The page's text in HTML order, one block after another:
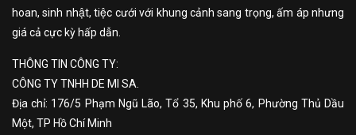
hoan, sinh nhật, tiệc cưới với khung cảnh sang trọng, ấm áp nhưng
giá cả cực kỳ hấp dẫn.
THÔNG TIN CÔNG TY:
CÔNG TY TNHH DE MI SA.
Địa chỉ: 176/5 Phạm Ngũ Lão, Tổ 35, Khu phố 6, Phường Thủ Dầu
Một, TP Hồ Chí Minh